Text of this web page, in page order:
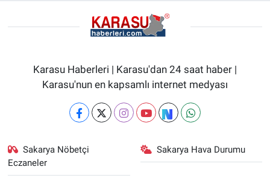
Karasu Haberleri | Karasu'dan 24 saat haber |
Karasu'nun en kapsamlı internet medyası
Sakarya Nöbetçi
Eczaneler
Sakarya Hava Durumu